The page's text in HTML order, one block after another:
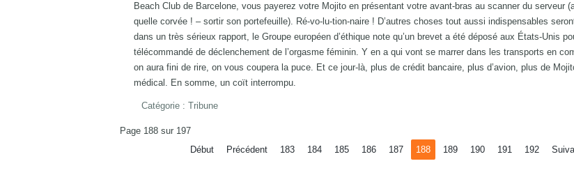
Beach Club de Barcelone, vous payerez votre Mojito en présentant votre avant-bras au scanner du serveur
quelle corvée ! – sortir son portefeuille). Ré-vo-lu-tion-naire ! D’autres choses tout aussi indispensables
dans un très sérieux rapport, le Groupe européen d’éthique note qu’un brevet a été déposé aux États-Unis
télécommandé de déclenchement de l’orgasme féminin. Y en a qui vont se marrer dans les transports en
on aura fini de rire, on vous coupera la puce. Et ce jour-là, plus de crédit bancaire, plus d’avion, plus de
médical. En somme, un coït interrompu.
Catégorie : Tribune
Page 188 sur 197
Début
Précédent 183 184 185 186 187 188 189 190 191 192